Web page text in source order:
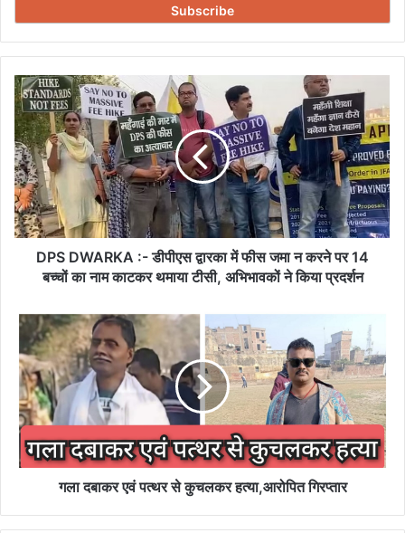
DPS
DWARKA
:-
डीपीएस
द्वारका
में
फीस
जमा
न
बच्चों
का
नाम
काटकर
थमाया
टीसी,
अभिभावकों
किया
DPS DWARKA :- डीपीएस द्वारका में फीस जमा न करने पर 14
बच्चों का नाम काटकर थमाया टीसी, अभिभावकों ने किया प्रदर्शन
गला
दबाकर
एवं
पत्थर
से
कुचलकर
हत्या,आरोपित
गिरप्तार
गला दबाकर एवं पत्थर से कुचलकर हत्या,आरोपित गिरप्तार